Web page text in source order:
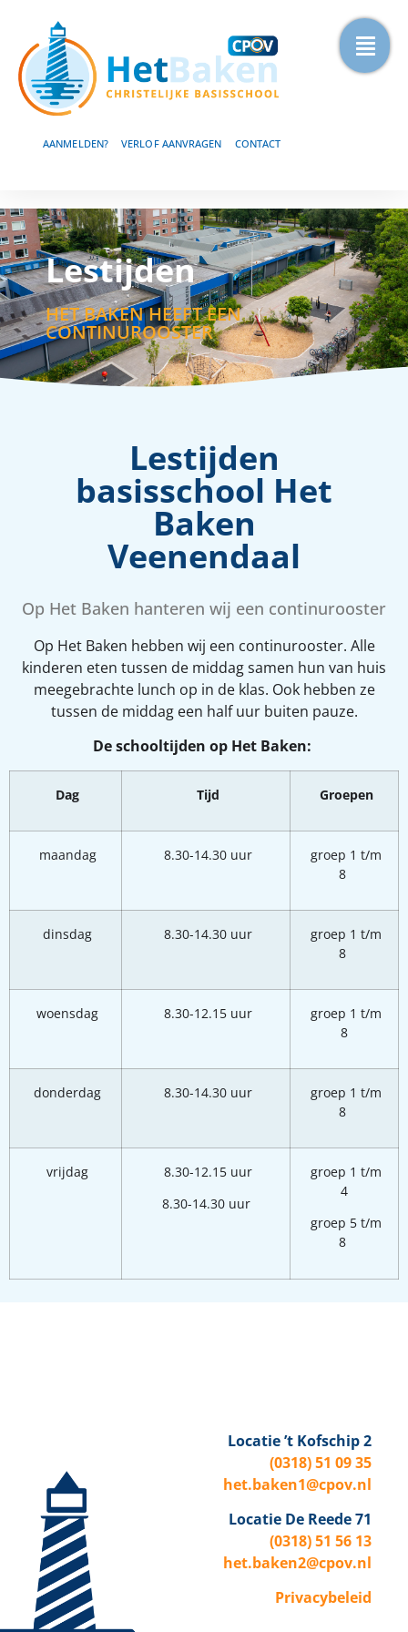
AANMELDEN? VERLOF AANVRAGEN CONTACT
Lestijden
HET BAKEN HEEFT EEN
CONTINUROOSTER
Lestijden
basisschool Het
Baken
Veenendaal
Op Het Baken hanteren wij een continurooster
Op Het Baken hebben wij een continurooster. Alle
kinderen eten tussen de middag samen hun van huis
meegebrachte lunch op in de klas. Ook hebben ze
tussen de middag een half uur buiten pauze.
De schooltijden op Het Baken:
Dag Tijd Groepen
maandag 8.30-14.30 uur
groep 1 t/m
8
dinsdag 8.30-14.30 uur
groep 1 t/m
8
woensdag 8.30-12.15 uur
groep 1 t/m
8
donderdag 8.30-14.30 uur
groep 1 t/m
8
vrijdag
8.30-12.15 uur
8.30-14.30 uur
groep 1 t/m
4
groep 5 t/m
8
Locatie ’t Kofschip 2
(0318) 51 09 35
het.baken1@cpov.nl
Locatie De Reede 71
(0318) 51 56 13
het.baken2@cpov.nl
Privacybeleid